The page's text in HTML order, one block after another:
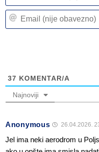
37 KOMENTAR/A
Najnoviji
Anonymous 26.04.2026.
Jel ima neki aerodrom u